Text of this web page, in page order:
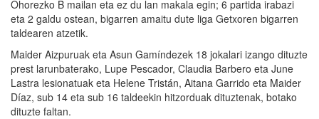
Ohorezko B mailan eta ez du lan makala egin; 6 partida irabazi
eta 2 galdu ostean, bigarren amaitu dute liga Getxoren bigarren
taldearen atzetik.
Maider Aizpuruak eta Asun Gamíndezek 18 jokalari izango dituzte
prest larunbaterako, Lupe Pescador, Claudia Barbero eta June
Lastra lesionatuak eta Helene Tristán, Aitana Garrido eta Maider
Díaz, sub 14 eta sub 16 taldeekin hitzorduak dituztenak, botako
dituzte faltan.